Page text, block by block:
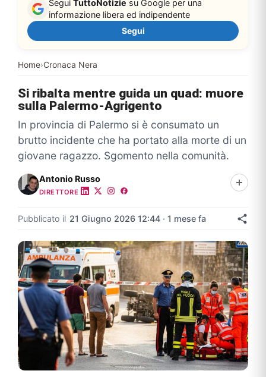
Home›Cronaca Nera
Segui TuttoNotizie su Google per una
informazione libera ed indipendente
Segui
Si ribalta mentre guida un quad: muore
sulla Palermo-Agrigento
In provincia di Palermo si è consumato un
brutto incidente che ha portato alla morte di un
giovane ragazzo. Sgomento nella comunità.
Antonio Russo
DIRETTORE
Pubblicato il 21 Giugno 2026 12:44 · 1 mese fa